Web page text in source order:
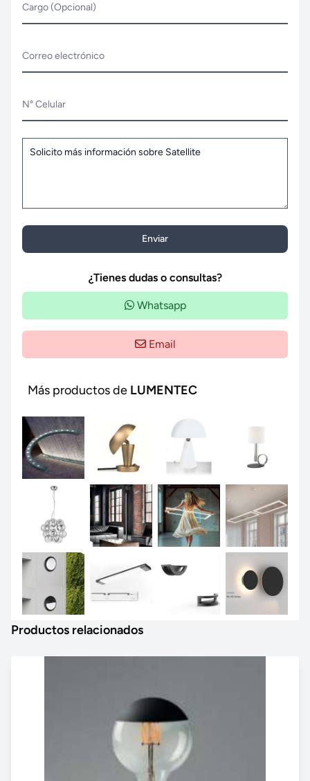
Cargo (Opcional)
Correo electrónico
N° Celular
Enviar
¿Tienes dudas o consultas?
Whatsapp
Email
Más productos de LUMENTEC
Productos relacionados